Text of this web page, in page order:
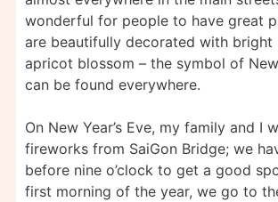
wonderful for people to have great
are beautifully decorated with bright
apricot blossom – the symbol of New
can be found everywhere.
On New Year’s Eve, my family and I
fireworks from SaiGon Bridge; we
before nine o’clock to get a good
first morning of the year, we go to